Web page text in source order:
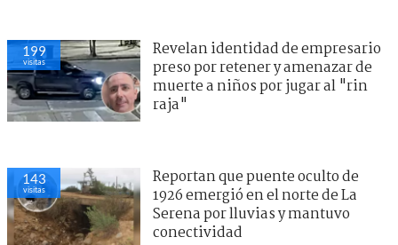
199
visitas
Revelan identidad de empresario
preso por retener y amenazar de
muerte a niños por jugar al "rin
raja"
143
visitas
Reportan que puente oculto de
1926 emergió en el norte de La
Serena por lluvias y mantuvo
conectividad